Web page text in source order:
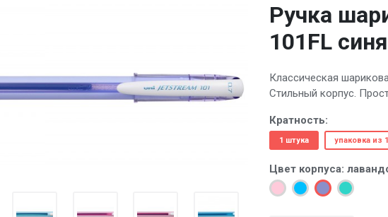
Ручка
101FL
Классическая
Стильный корпус.
Кратность:
1 штука упаковка из
Цвет корпуса: